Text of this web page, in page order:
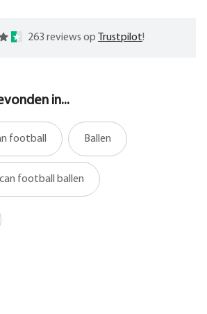
263 reviews op Trustpilot!
in...
football Ballen
football ballen